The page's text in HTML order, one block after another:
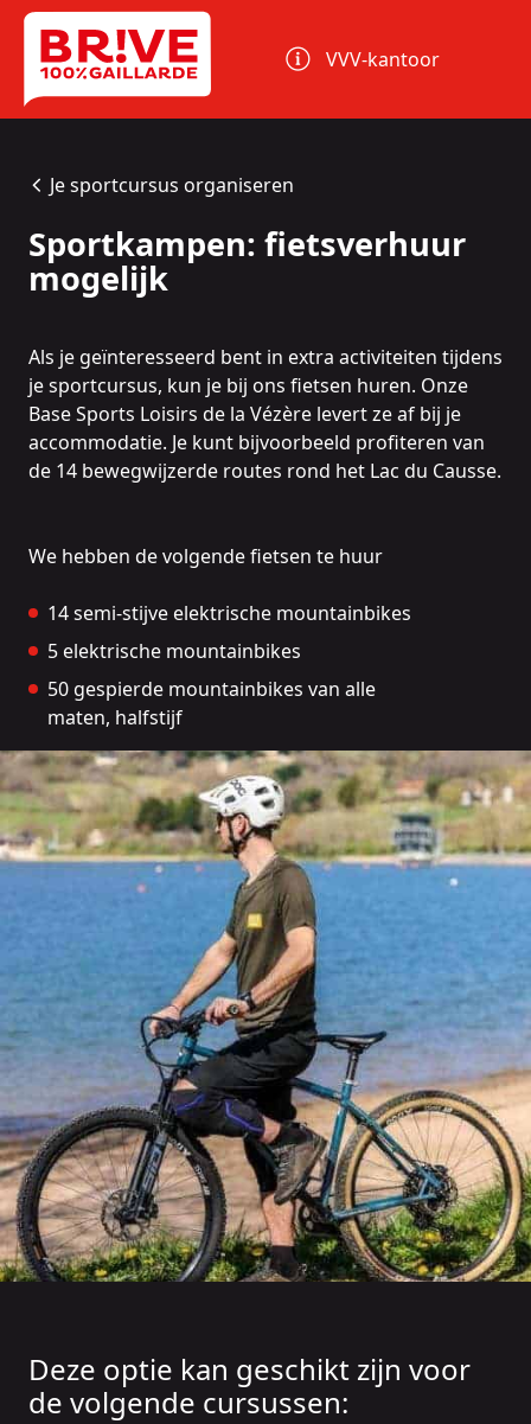
Cookies beheer paneel
VVV-kantoor
Je sportcursus organiseren
Sportkampen: fietsverhuur
mogelijk
Als je geïnteresseerd bent in extra activiteiten tijdens
je sportcursus, kun je bij ons fietsen huren. Onze
Base Sports Loisirs de la Vézère levert ze af bij je
accommodatie. Je kunt bijvoorbeeld profiteren van
de 14 bewegwijzerde routes rond het Lac du Causse.
We hebben de volgende fietsen te huur
14 semi-stijve elektrische mountainbikes
5 elektrische mountainbikes
50 gespierde mountainbikes van alle
maten, halfstijf
Deze optie kan geschikt zijn voor
de volgende cursussen: